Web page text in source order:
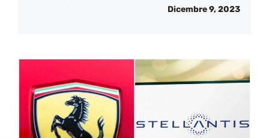
Dicembre 9, 2023